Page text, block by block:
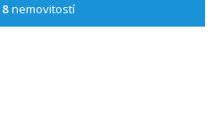
8nemovitostí